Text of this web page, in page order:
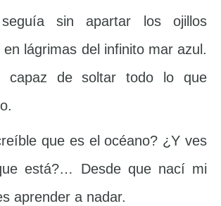
sin apartar los ojillos
lágrimas del infinito mar azul.
capaz de soltar todo lo que
que es el océano? ¿Y ves
está?… Desde que nací mi
aprender a nadar.